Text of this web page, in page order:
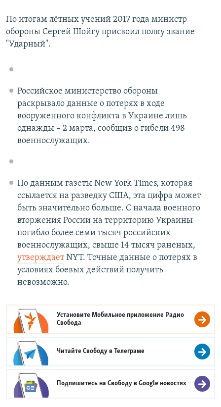
По итогам лётных учений 2017 года министр
обороны Сергей Шойгу присвоил полку звание
"Ударный".
Российское министерство обороны
раскрывало данные о потерях в ходе
вооруженного конфликта в Украине лишь
однажды – 2 марта, сообщив о гибели 498
военнослужащих.
По данным газеты New York Times, которая
ссылается на разведку США, эта цифра может
быть значительно больше. С начала военного
вторжения России на территорию Украины
погибло более семи тысяч российских
военнослужащих, свыше 14 тысяч раненых, ​
утверждаетNYT. Точные данные о потерях в
условиях боевых действий получить
невозможно.
Установите Мобильное приложение Радио
Свобода
Читайте Свободу вТелеграме
Подпишитесь на Свободу вGoogle новостях